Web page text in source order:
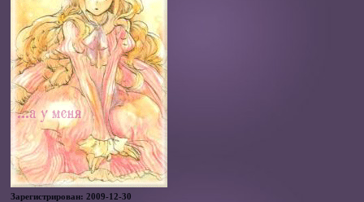
Зарегистрирован: 2009-12-30